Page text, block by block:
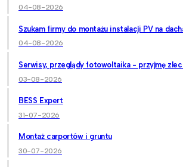
04-08-2026
Szukam firmy do montażu instalacji PV na
04-08-2026
Serwisy, przeglądy fotowoltaika - przyjmę
03-08-2026
BESS Expert
31-07-2026
Montaż carportów i gruntu
30-07-2026